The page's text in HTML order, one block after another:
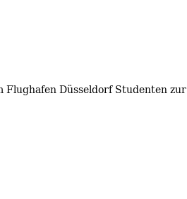
Flughafen Düsseldorf Studenten zur